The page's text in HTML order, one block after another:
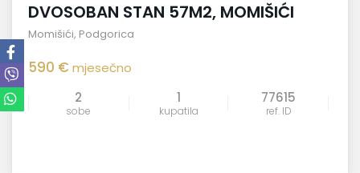
DVOSOBAN STAN 57M2, MOMIŠIĆI
Momišići, Podgorica
590 €mjesečno
2
sobe
1
kupatila
77615
ref. ID